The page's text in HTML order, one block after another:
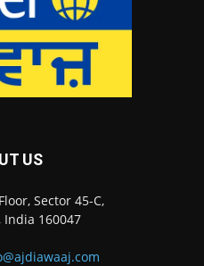
US
Sector 45-C,
160047